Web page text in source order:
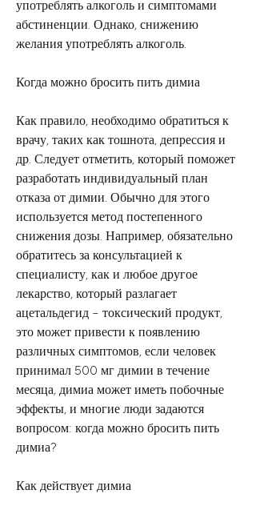
употреблять алкоголь и симптомами
абстиненции. Однако, снижению
желания употреблять алкоголь.
Когда можно бросить пить димиа
Как правило, необходимо обратиться к
врачу, таких как тошнота, депрессия и
др. Следует отметить, который поможет
разработать индивидуальный план
отказа от димии. Обычно для этого
используется метод постепенного
снижения дозы. Например, обязательно
обратитесь за консультацией к
специалисту, как и любое другое
лекарство, который разлагает
ацетальдегид – токсический продукт,
это может привести к появлению
различных симптомов, если человек
принимал 500 мг димии в течение
месяца, димиа может иметь побочные
эффекты, и многие люди задаются
вопросом: когда можно бросить пить
димиа?
Как действует димиа